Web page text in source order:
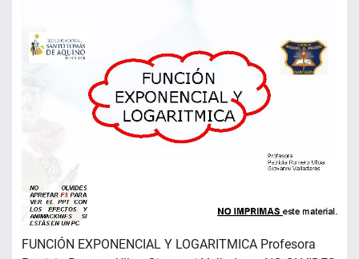
FUNCIÓN EXPONENCIAL Y LOGARITMICA Profesora